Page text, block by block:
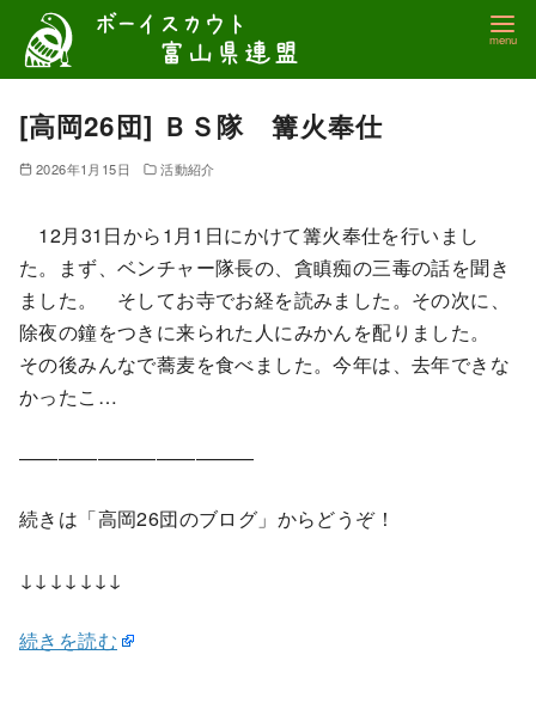
テ
[高岡26団] ＢＳ隊 篝火奉仕
2026年1月15日 活動紹介
12月31日から1月1日にかけて篝火奉仕を行いまし
た。まず、ベンチャー隊長の、貪瞋痴の三毒の話を聞き
ました。 そしてお寺でお経を読みました。その次に、
除夜の鐘をつきに来られた人にみかんを配りました。
その後みんなで蕎麦を食べました。今年は、去年できな
かったこ…
————————————
続きは「高岡26団のブログ」からどうぞ！
↓↓↓↓↓↓↓
続きを読む